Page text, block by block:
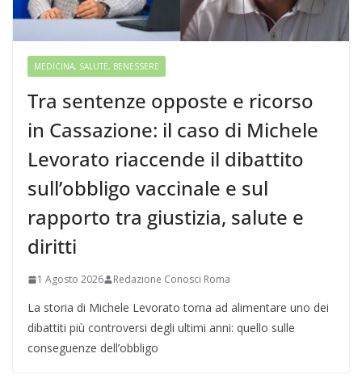
MEDICINA, SALUTE, BENESSERE
Tra sentenze opposte e ricorso
in Cassazione: il caso di Michele
Levorato riaccende il dibattito
sull’obbligo vaccinale e sul
rapporto tra giustizia, salute e
diritti
1 Agosto 2026 Redazione Conosci Roma
La storia di Michele Levorato torna ad alimentare uno dei
dibattiti più controversi degli ultimi anni: quello sulle
conseguenze dell’obbligo